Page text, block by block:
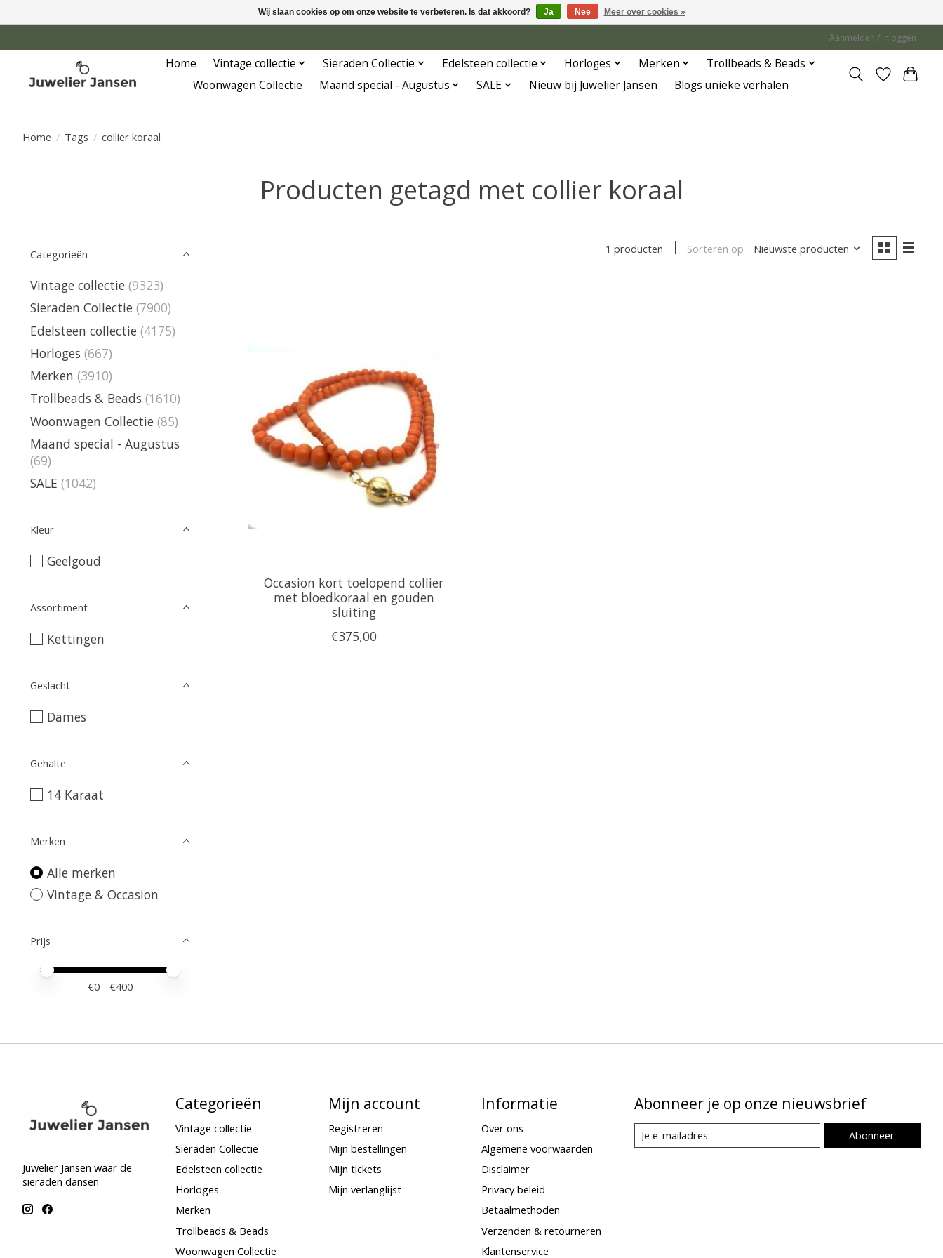
Aanmelden / Inloggen
Home Vintage collectie Sieraden Collectie Edelsteen collectie Horloges Merken
Trollbeads & Beads
Woonwagen Collectie
Maand special - Augustus SALE Nieuw bij Juwelier Jansen Blogs unieke verhalen
Home / Tags / collier koraal
Producten getagd met collier koraal
Categorieën
Vintage collectie (9323)
Sieraden Collectie (7900)
Edelsteen collectie (4175)
Horloges (667)
Merken (3910)
Trollbeads & Beads (1610)
Woonwagen Collectie (85)
Maand special - Augustus
(69)
SALE (1042)
Kleur
Geelgoud
Assortiment
Kettingen
Geslacht
Dames
Gehalte
14 Karaat
Merken
Alle merken
Vintage & Occasion
Prijs
Minimale prijswaarde
Price maximum value
€0 - €400
1 producten Sorteren op Nieuwste producten
Occasion kort toelopend collier
met bloedkoraal en gouden
sluiting
€375,00
Juwelier Jansen waar de
sieraden dansen
Categorieën
Vintage collectie
Sieraden Collectie
Edelsteen collectie
Horloges
Merken
Trollbeads & Beads
Woonwagen Collectie
Mijn account
Registreren
Mijn bestellingen
Mijn tickets
Mijn verlanglijst
Informatie
Over ons
Algemene voorwaarden
Disclaimer
Privacy beleid
Betaalmethoden
Verzenden & retourneren
Klantenservice
Abonneer je op onze nieuwsbrief
Abonneer
Wij slaan cookies op om onze website te verbeteren. Is dat akkoord? Ja Nee Meer over cookies »